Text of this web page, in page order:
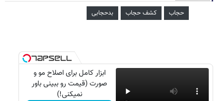
حجاب کشف حجاب بدحجابی
ابزار کامل برای اصلاح مو و
صورت (قیمت رو ببینی باور
نمیکنی!)